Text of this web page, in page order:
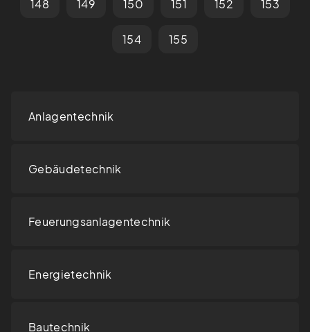
148 149 150 151 152 153
154 155
Anlagentechnik
Gebäudetechnik
Feuerungsanlagentechnik
Energietechnik
Bautechnik